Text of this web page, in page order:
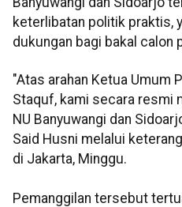
keterlibatan politik praktis,
dukungan bagi bakal calon
"Atas arahan Ketua Umum
Staquf, kami secara resmi
NU Banyuwangi dan
Said Husni melalui
di Jakarta, Minggu.
Pemanggilan tersebut